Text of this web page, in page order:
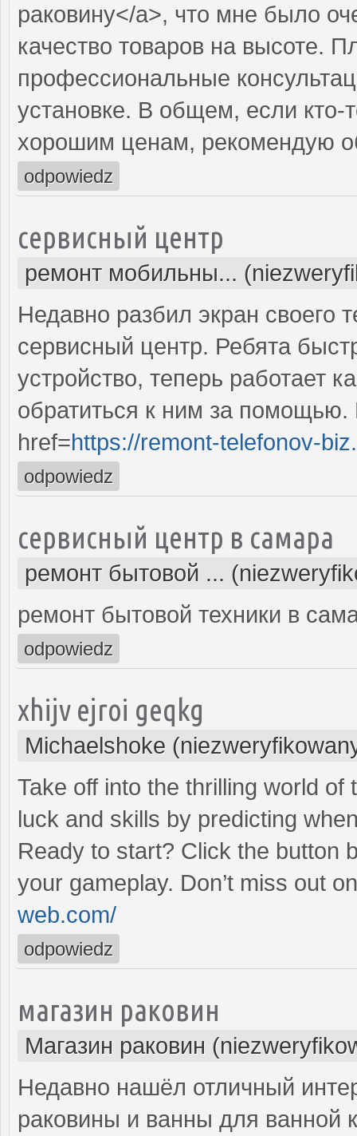
раковину</a>, что мне было
качество товаров на высоте.
профессиональные
установке. В общем, если кто-
хорошим ценам, рекомендую
odpowiedz
сервисный центр
ремонт мобильны...
Недавно разбил экран своего
сервисный центр. Ребята
устройство, теперь работает
обратиться к ним за помощью.
href=https://remont-telefonov-
odpowiedz
сервисный центр в самара
ремонт бытовой ...
ремонт бытовой техники в
odpowiedz
xhijv ejroi geqkg
Michaelshoke
Take off into the thrilling world
luck and skills by predicting
Ready to start? Click the button
your gameplay. Don’t miss out
web.com/
odpowiedz
магазин раковин
Магазин раковин
Недавно нашёл отличный
раковины и ванны для ванной